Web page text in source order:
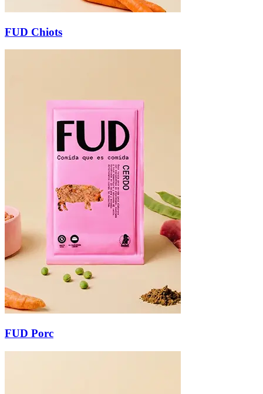
FUD Chiots
FUD Porc